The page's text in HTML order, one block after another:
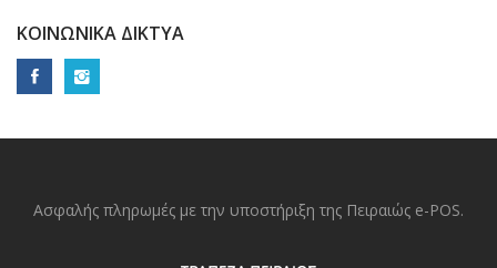
ΚΟΙΝΩΝΙΚΆ ΔΊΚΤΥΑ
Ασφαλής πληρωμές με την υποστήριξη της Πειραιώς e-POS.